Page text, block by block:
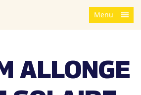
Menu
ALLONGE